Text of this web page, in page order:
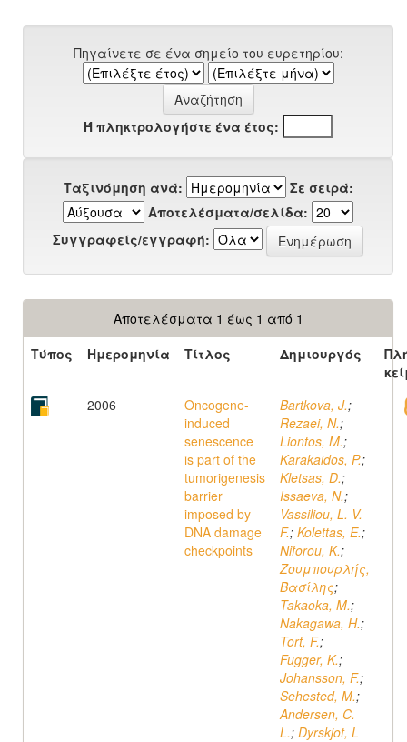
Πηγαίνετε σε ένα σημείο του ευρετηρίου:
Ή πληκτρολογήστε ένα έτος:
Ταξινόμηση ανά:
Σε σειρά:
Αποτελέσματα/σελίδα:
Συγγραφείς/εγγραφή:
Αποτελέσματα 1 έως 1 από 1
Τύπος
Ημερομηνία Τίτλος Δημιουργός
2006
Oncogene-
induced
senescence
is part of the
tumorigenesis
barrier
imposed by
DNA damage
checkpoints
Bartkova, J.;
Rezaei, N.;
Liontos, M.;
Karakaidos, P.;
Kletsas, D.;
Issaeva, N.;
Vassiliou, L. V.
F.; Kolettas, E.;
Niforou, K.;
Ζουμπουρλής,
Βασίλης;
Takaoka, M.;
Nakagawa, H.;
Tort, F.;
Fugger, K.;
Johansson, F.;
Sehested, M.;
Andersen, C.
L.; Dyrskjot, L